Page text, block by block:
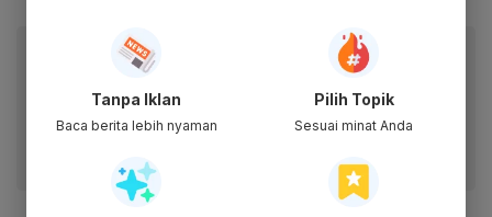
Baca artikel ini lewat aplikasi mobile.
fitur menarik lainnya lewat aplikasi mobile Katadata.
Tanpa Iklan
Baca berita lebih nyaman
Pilih Topik
Sesuai minat Anda